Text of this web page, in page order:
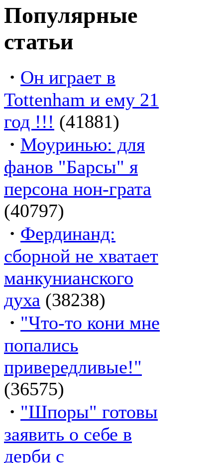
Популярные
статьи
· Он играет в
Tottenham и ему 21
год !!! (41881)
· Моуринью: для
фанов "Барсы" я
персона нон-грата
(40797)
· Фердинанд:
сборной не хватает
манкунианского
духа (38238)
· "Что-то кони мне
попались
привередливые!"
(36575)
· "Шпоры" готовы
заявить о себе в
дерби с